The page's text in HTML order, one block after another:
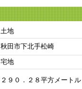
土地
秋田市下北手松崎
宅地
２９０．２８平方メートル